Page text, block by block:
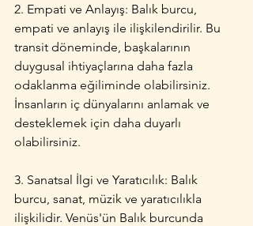
2. Empati ve Anlayış: Balık burcu,
empati ve anlayış ile ilişkilendirilir. Bu
transit döneminde, başkalarının
duygusal ihtiyaçlarına daha fazla
odaklanma eğiliminde olabilirsiniz.
İnsanların iç dünyalarını anlamak ve
desteklemek için daha duyarlı
olabilirsiniz.
3. Sanatsal İlgi ve Yaratıcılık: Balık
burcu, sanat, müzik ve yaratıcılıkla
ilişkilidir. Venüs'ün Balık burcunda